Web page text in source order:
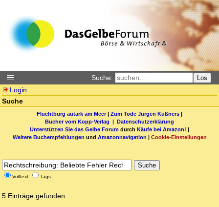
Suche: Los
Login
Suche
Fluchtburg autark am Meer| Zum Tode Jürgen Küßners |
Bücher vom Kopp-Verlag | Datenschutzerklärung
Unterstützen Sie das Gelbe Forum durch Käufe bei Amazon! |
Weitere Buchempfehlungen und Amazonnavigation | Cookie-Einstellungen
Suche
Volltext Tags
5 Einträge gefunden: